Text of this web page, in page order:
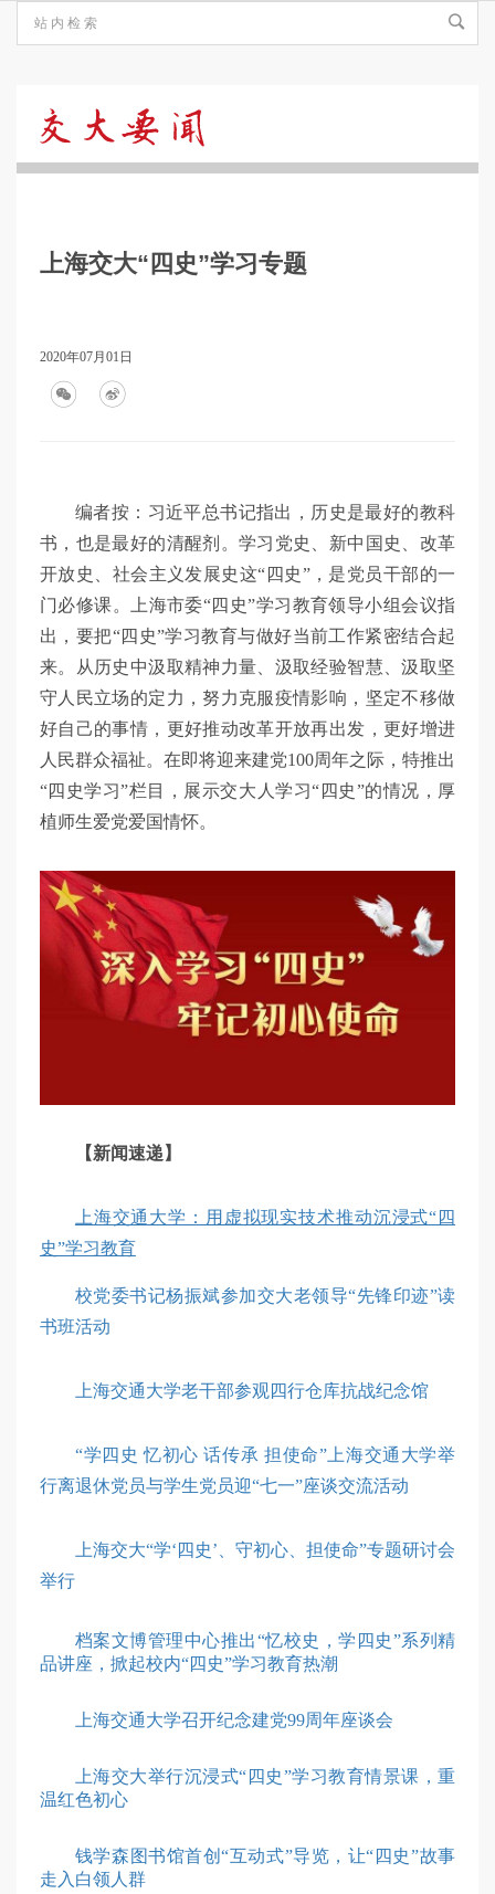
要
上海交大“四史”学习专题
2020年07月01日
编者按：习近平总书记指出，历史是最好的教科
书，也是最好的清醒剂。学习党史、新中国史、改革
开放史、社会主义发展史这“四史”，是党员干部的一
门必修课。上海市委“四史”学习教育领导小组会议指
出，要把“四史”学习教育与做好当前工作紧密结合起
来。从历史中汲取精神力量、汲取经验智慧、汲取坚
守人民立场的定力，努力克服疫情影响，坚定不移做
好自己的事情，更好推动改革开放再出发，更好增进
人民群众福祉。在即将迎来建党100周年之际，特推出
“四史学习”栏目，展示交大人学习“四史”的情况，厚
植师生爱党爱国情怀。
【新闻速递】
上海交通大学：用虚拟现实技术推动沉浸式“四
史”学习教育
校党委书记杨振斌参加交大老领导“先锋印迹”读
书班活动
上海交通大学老干部参观四行仓库抗战纪念馆
“学四史 忆初心 话传承 担使命”上海交通大学举
行离退休党员与学生党员迎“七一”座谈交流活动
上海交大“学‘四史’、守初心、担使命”专题研讨会
举行
档案文博管理中心推出“忆校史，学四史”系列精
品讲座，掀起校内“四史”学习教育热潮
上海交通大学召开纪念建党99周年座谈会
上海交大举行沉浸式“四史”学习教育情景课，重
温红色初心
钱学森图书馆首创“互动式”导览，让“四史”故事
走入白领人群